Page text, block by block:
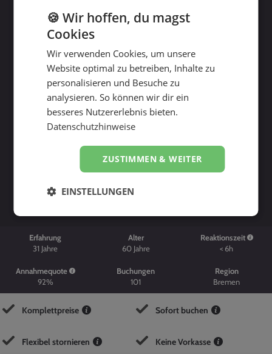
bis
Erfahrung
31 Jahre
Alter
60 Jahre
Reaktionszeit
< 6h
Annahmequote
92%
Buchungen
101
Region
Bremen
Komplettpreise Sofort buchen
Flexibel stornieren Keine Vorkasse
🍪 Wir hoffen, du magst
Cookies
Wir verwenden Cookies, um unsere
Website optimal zu betreiben, Inhalte zu
personalisieren und Besuche zu
analysieren. So können wir dir ein
besseres Nutzererlebnis bieten.
Datenschutzhinweise
ZUSTIMMEN & WEITER
EINSTELLUNGEN